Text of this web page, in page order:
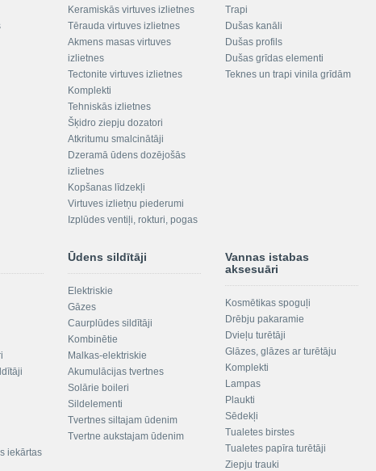
Keramiskās virtuves izlietnes
Tērauda virtuves izlietnes
Akmens masas virtuves
izlietnes
Tectonite virtuves izlietnes
Komplekti
Tehniskās izlietnes
Šķidro ziepju dozatori
Atkritumu smalcinātāji
Dzeramā ūdens dozējošās
izlietnes
Kopšanas līdzekļi
Virtuves izlietņu piederumi
Izplūdes ventiļi, rokturi, pogas
Trapi
Dušas kanāli
Dušas profils
Dušas grīdas elementi
Teknes un trapi vinila grīdām
iekārtas
Ūdens sildītāji
Elektriskie
Gāzes
Caurplūdes sildītāji
Kombinētie
Malkas-elektriskie
Akumulācijas tvertnes
Solārie boileri
Sildelementi
Tvertnes siltajam ūdenim
Tvertne aukstajam ūdenim
Vannas istabas
aksesuāri
Kosmētikas spoguļi
Drēbju pakaramie
Dvieļu turētāji
Glāzes, glāzes ar turētāju
Komplekti
Lampas
Plaukti
Sēdekļi
Tualetes birstes
Tualetes papīra turētāji
Ziepju trauki